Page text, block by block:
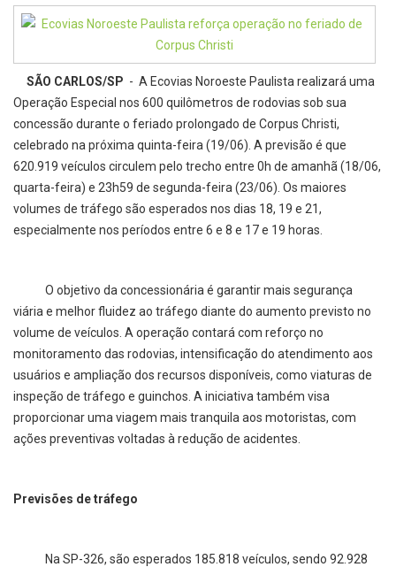
SÃO CARLOS/SP - A Ecovias Noroeste Paulista realizará uma
Operação Especial nos 600 quilômetros de rodovias sob sua
concessão durante o feriado prolongado de Corpus Christi,
celebrado na próxima quinta-feira (19/06). A previsão é que
620.919 veículos circulem pelo trecho entre 0h de amanhã (18/06,
quarta-feira) e 23h59 de segunda-feira (23/06). Os maiores
volumes de tráfego são esperados nos dias 18, 19 e 21,
especialmente nos períodos entre 6 e 8 e 17 e 19 horas.
O objetivo da concessionária é garantir mais segurança
viária e melhor fluidez ao tráfego diante do aumento previsto no
volume de veículos. A operação contará com reforço no
monitoramento das rodovias, intensificação do atendimento aos
usuários e ampliação dos recursos disponíveis, como viaturas de
inspeção de tráfego e guinchos. A iniciativa também visa
proporcionar uma viagem mais tranquila aos motoristas, com
ações preventivas voltadas à redução de acidentes.
Previsões de tráfego
Na SP-326, são esperados 185.818 veículos, sendo 92.928